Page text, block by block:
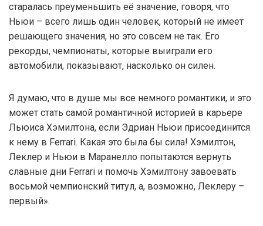
старалась преуменьшить её значение, говоря, что
Ньюи – всего лишь один человек, который не имеет
решающего значения, но это совсем не так. Его
рекорды, чемпионаты, которые выиграли его
автомобили, показывают, насколько он силен.
Я думаю, что в душе мы все немного романтики, и это
может стать самой романтичной историей в карьере
Льюиса Хэмилтона, если Эдриан Ньюи присоединится
к нему в Ferrari. Какая это была бы сила! Хэмилтон,
Леклер и Ньюи в Маранелло попытаются вернуть
славные дни Ferrari и помочь Хэмилтону завоевать
восьмой чемпионский титул, а, возможно, Леклеру –
первый».